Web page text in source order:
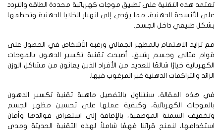
هذه التقنية على تطبيق موجات كهربائية محددة الطاقة والتردد
الأنسجة الدهنية، مما يؤدي إلى انهيار الخلايا الدهنية وتحطمها
طبيعي داخل الجسم.
تزايد الاهتمام بالمظهر الجمالي ورغبة الأشخاص في الحصول على
مثالي وجسم رشيق، أصبحت تقنية تكسير الدهون بالموجات
خيارًا شائعًا للعديد من الأفراد الذين يعانون من مشاكل الوزن
والتراكمات الدهنية غير المرغوب فيها.
هذه المقالة، سنتناول بالتفصيل ماهية تقنية تكسير الدهون
الكهربائية، وكيفية عملها على تحسين مظهر الجسم
السمنة الموضعية، بالإضافة إلى استعراض فوائدها وأمان
لنمنح قرائنا فهمًا شاملاً لهذه التقنية الحديثة ومدى